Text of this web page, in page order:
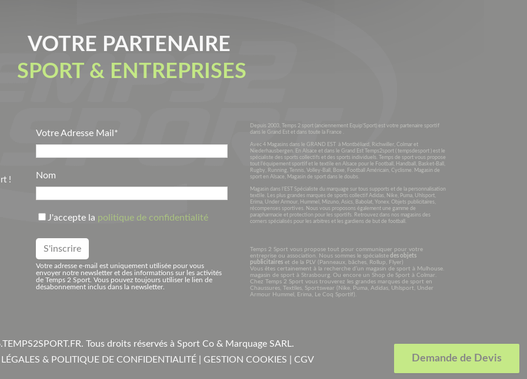
VOTRE PARTENAIRE
SPORT & ENTREPRISES
!
Votre Adresse Mail*
Nom
J'accepte la politique de confidentialité
Votre adresse e-mail est uniquement utilisée pour vous
envoyer notre newsletter et des informations sur les activités
de Temps 2 Sport. Vous pouvez toujours utiliser le lien de
désabonnement inclus dans la newsletter.
Depuis 2003, Temps 2 sport (anciennement Equip’Sport) est votre partenaire sportif
dans le Grand Est et dans toute la France .
Avec 4 Magasins dans le GRAND EST à Montbéliard, Richwiller, Colmar et
Niederhausbergen. En Alsace et dans le Grand Est Temps2sport ( tempsdesport ) est le
spécialiste des sports collectifs et des sports individuels. Temps de sport vous propose
tout l’équipement sportif et le textile en Alsace pour le Football, Handball, Basket-Ball,
Rugby, Running, Tennis, Volley-Ball, Boxe, Football Américain, Cyclisme. Magasin de
sport en Alsace, Magasin de sport dans le doubs.
Magasin dans l’EST Spécialiste du marquage sur tous supports et de la personnalisation
textile. Les plus grandes marques de sports collectif Adidas, Nike, Puma, Uhlsport,
Erima, Under Armour, Hummel, Mizuno, Asics, Babolat, Yonex. Objets publicitaires,
récompenses sportives. Nous vous proposons également une gamme de
parapharmacie et protection pour les sportifs. Retrouvez dans nos magasins des
corners spécialisés pour les arbitres et les gardiens de but de football.
Temps 2 Sport vous propose tout pour communiquer pour votre
entreprise ou association. Nous sommes le spécialistedes objets
publicitaireset de la PLV (Panneaux, bâches, Rollup, Flyer)
Vous êtes certainement à la recherche d’un magasin de sport à Mulhouse.
magasin de sport à Strasbourg. Ou encore un Shop de Sport à Colmar.
Chez Temps 2 Sport vous trouverez les grandes marques de sport en
Chaussures, Textiles, Sportswear (Nike, Puma, Adidas, Uhlsport, Under
Armour Hummel, Erima, Le Coq Sportif).
Demande de Devis
TEMPS2SPORT.FR. Tous droits réservés à Sport Co & Marquage SARL.
& POLITIQUE DE CONFIDENTIALITÉ| GESTION COOKIES CGV